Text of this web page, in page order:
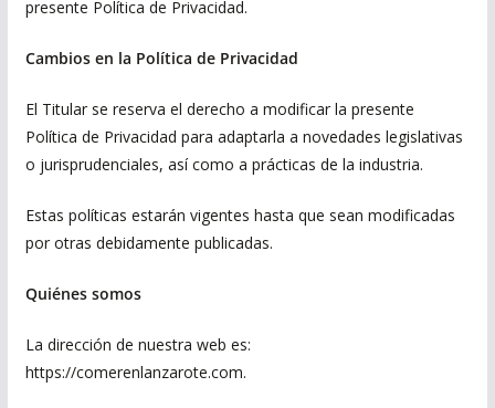
presente Política de Privacidad.
Cambios en la Política de Privacidad
El Titular se reserva el derecho a modificar la presente
Política de Privacidad para adaptarla a novedades legislativas
o jurisprudenciales, así como a prácticas de la industria.
Estas políticas estarán vigentes hasta que sean modificadas
por otras debidamente publicadas.
Quiénes somos
La dirección de nuestra web es:
https://comerenlanzarote.com.